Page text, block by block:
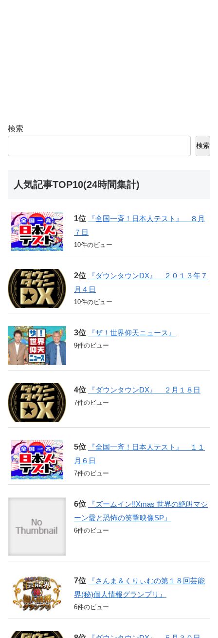
検索
検索
人気記事TOP10(24時間集計)
『全国一斉！日本人テスト』 ８月
７日
10件のビュー
『ダウンタウンDX』 ２０１３年７
月４日
10件のビュー
『ザ！世界仰天ニュース』
9件のビュー
『ダウンタウンDX』 ２月１８日
7件のビュー
『全国一斉！日本人テスト』 １１
月６日
7件のビュー
『ズームイン!!Xmas 世界の絶叫マシ
ーン愛と恐怖の笑撃映像SP』
6件のビュー
『さんま＆くりぃむの第１８回芸能
界(秘)個人情報グランプリ』
6件のビュー